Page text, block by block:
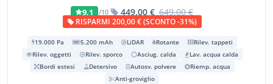
9,1 /10 449,00 € 649,00 €
RISPARMI 200,00 € (SCONTO -31%)
19.000 Pa 5.200 mAh LiDAR Rotante
Rilev. tappeti
Rilev. oggetti
Rilev. sporco Asciug. calda
Lav. acqua calda
Bordi estesi
Detersivo Autosv. polvere
Riemp. acqua
Anti-groviglio